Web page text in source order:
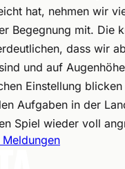
hat, nehmen wir
Begegnung mit. Die
dass wir
und auf
Einstellung
Aufgaben in der
Spiel wieder voll